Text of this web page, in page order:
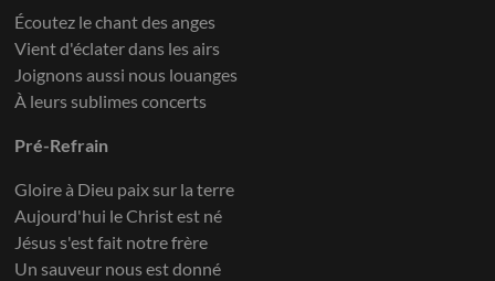
Écoutez le chant des anges
Vient d'éclater dans les airs
Joignons aussi nous louanges
À leurs sublimes concerts
Pré-Refrain
Gloire à Dieu paix sur la terre
Aujourd'hui le Christ est né
Jésus s'est fait notre frère
Un sauveur nous est donné